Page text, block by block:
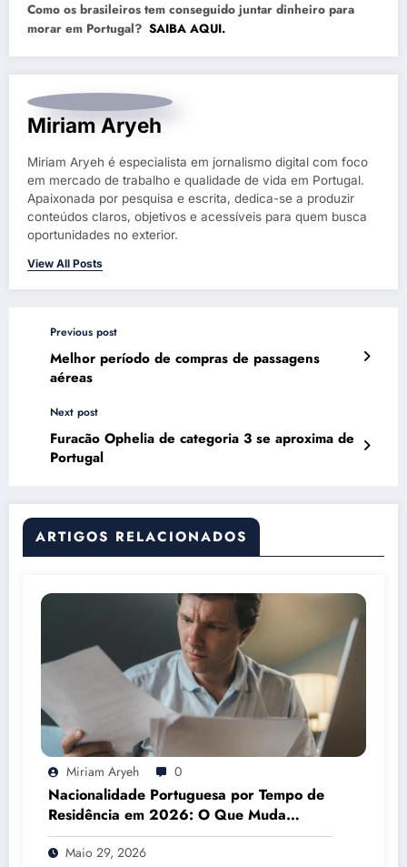
Como os brasileiros tem conseguido juntar dinheiro para
morar em Portugal? SAIBA AQUI.
Miriam Aryeh
Miriam Aryeh é especialista em jornalismo digital com foco
em mercado de trabalho e qualidade de vida em Portugal.
Apaixonada por pesquisa e escrita, dedica-se a produzir
conteúdos claros, objetivos e acessíveis para quem busca
oportunidades no exterior.
View All Posts
Previous post
Melhor período de compras de passagens
aéreas
Next post
Furacão Ophelia de categoria 3 se aproxima de
Portugal
ARTIGOS RELACIONADOS
Miriam Aryeh 0
Nacionalidade Portuguesa por Tempo de
Residência em 2026: O Que Muda
Mesmo
Maio 29, 2026